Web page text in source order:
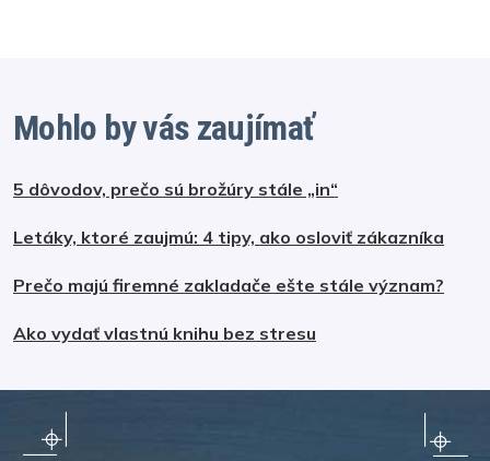
Mohlo by vás zaujímať
5 dôvodov, prečo sú brožúry stále „in“
Letáky, ktoré zaujmú: 4 tipy, ako osloviť zákazníka
Prečo majú firemné zakladače ešte stále význam?
Ako vydať vlastnú knihu bez stresu